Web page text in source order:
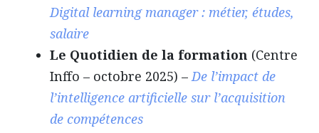
Digital learning manager : métier, études,
salaire
Le Quotidien de la formation (Centre
Inffo – octobre 2025) –De l’impact de
l’intelligence artificielle sur l’acquisition
de compétences